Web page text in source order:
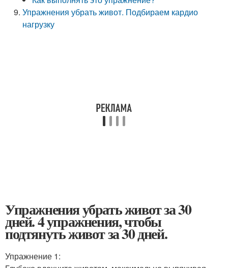
Упражнения убрать живот. Подбираем кардио
нагрузку
Упражнения убрать живот за 30
дней. 4 упражнения, чтобы
подтянуть живот за 30 дней.
Упражнение 1: